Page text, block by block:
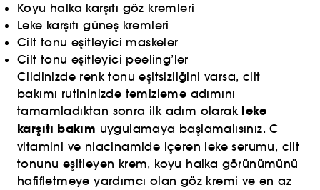
Koyu halka karşıtı göz kremleri
Leke karşıtı güneş kremleri
Cilt tonu eşitleyici maskeler
Cilt tonu eşitleyici peeling’ler
Cildinizde renk tonu eşitsizliğini varsa, cilt
bakımı rutininizde temizleme adımını
tamamladıktan sonra ilk adım olarak leke
karşıtı bakım uygulamaya başlamalısınız. C
vitamini ve niacinamide içeren leke serumu, cilt
tonunu eşitleyen krem, koyu halka görünümünü
hafifletmeye yardımcı olan göz kremi ve en az